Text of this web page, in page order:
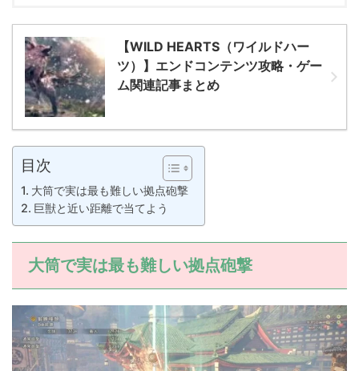
【WILD HEARTS（ワイルドハー
ツ）】エンドコンテンツ攻略・ゲー
ム関連記事まとめ
目次
大筒で実は最も難しい拠点砲撃
巨獣と近い距離で当てよう
大筒で実は最も難しい拠点砲撃